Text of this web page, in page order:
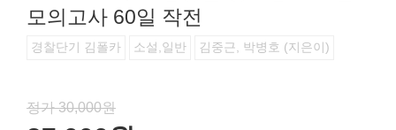
모의고사 60일 작전
경찰단기 김폴카 소설,일반 김중근, 박병호 (지은이)
정가 30,000원